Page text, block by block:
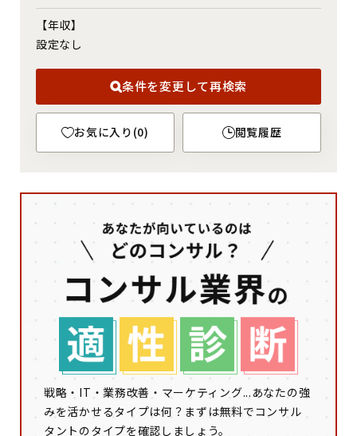
【年収】
設定なし
条件を変更して再検索
お気に入り (0) 閲覧履歴
戦略・IT・業務改善・マーケティング...あなたの強
みを活かせるタイプは何？まずは無料でコンサル
タントのタイプを確認しましょう。